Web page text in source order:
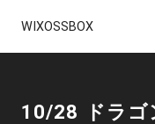
WIXOSSBOX
10/28 ドラゴ